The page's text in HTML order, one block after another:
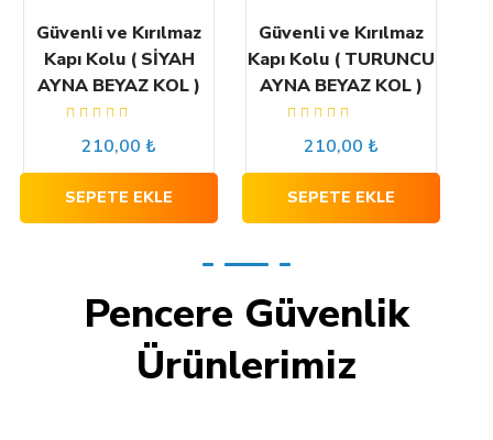
Güvenli ve Kırılmaz
Kapı Kolu ( SİYAH
AYNA BEYAZ KOL )
5
üzerinden
210,00 ₺
SEPETE EKLE
Güvenli ve Kırılmaz
Kapı Kolu ( TURUNCU
AYNA BEYAZ KOL )
5
üzerinden
210,00 ₺
SEPETE EKLE
Pencere Güvenlik
Ürünlerimiz